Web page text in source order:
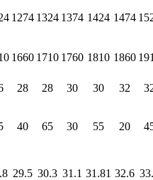
1274 1324 1374 1424 1474
1660 1710 1760 1810 1860
28 28 30 30 32
40 65 30 55 20
29.5 30.3 31.1 31.81 32.6